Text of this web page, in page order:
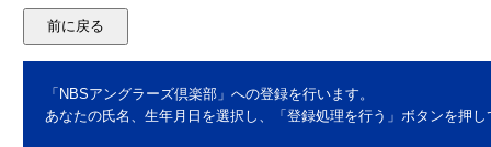
「NBSアングラーズ倶楽部」への登録を行います。
あなたの氏名、生年月日を選択し、「登録処理を行う」ボタンを押